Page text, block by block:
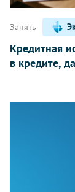
Занять
Кредитная
в кредите,